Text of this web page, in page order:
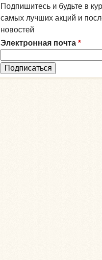
Подпишитесь и будьте в
самых лучших акций и
новостей
Электронная почта *